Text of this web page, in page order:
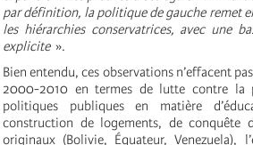
par définition, la politique de gauche remet
les hiérarchies conservatrices, avec une
explicite ».
Bien entendu, ces observations n’effacent
2000-2010 en termes de lutte contre la
politiques publiques en matière
construction de logements, de conquête
originaux (Bolivie, Équateur, Venezuela),